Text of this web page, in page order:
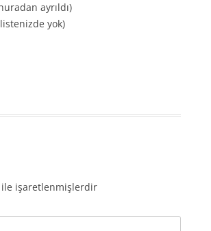
ayrıldı)
yok)
ile işaretlenmişlerdir